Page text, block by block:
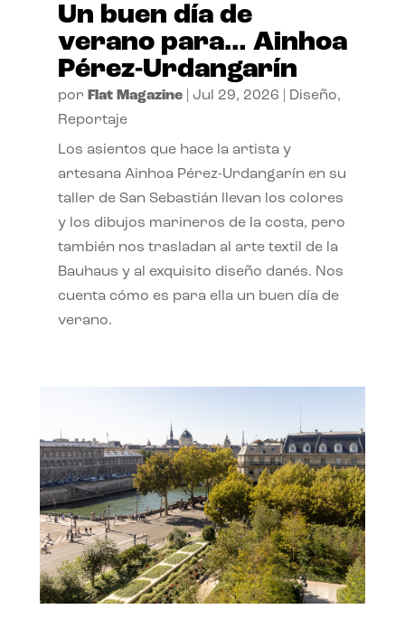
Un buen día de
verano para… Ainhoa
Pérez-Urdangarín
por Flat Magazine| Jul 29, 2026 Diseño,
Reportaje
Los asientos que hace la artista y
artesana Ainhoa Pérez-Urdangarín en su
taller de San Sebastián llevan los colores
y los dibujos marineros de la costa, pero
también nos trasladan al arte textil de la
Bauhaus y al exquisito diseño danés. Nos
cuenta cómo es para ella un buen día de
verano.